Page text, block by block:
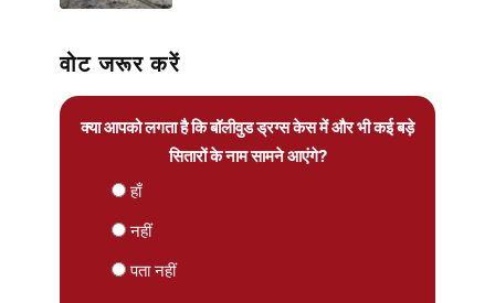
वोट जरूर करें
क्या आपको लगता है कि बॉलीवुड ड्रग्स केस में और भी कई बड़े
सितारों के नाम सामने आएंगे?
हाँ
नहीं
पता नहीं